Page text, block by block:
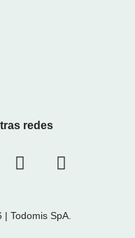
redes
Todomis SpA.